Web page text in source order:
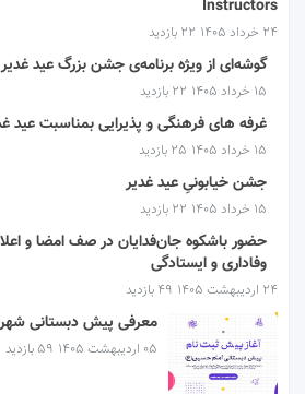
Instructors
۲۴ خرداد ۱۴۰۵ 22 بازدید
گوشه‌ای از ویژه برنامه‌ی جشن بزرگ عید غدیر
۱۵ خرداد ۱۴۰۵ 22 بازدید
غرفه های فرهنگی و پذیرایی بمناسبت عید
۱۵ خرداد ۱۴۰۵ 25 بازدید
جشن خیابونیِ عید غدیر
۱۵ خرداد ۱۴۰۵ 22 بازدید
حضور باشکوه جان‌فدایان در صف امضا و
وفاداری و ایستادگی
۲۴ اردیبهشت ۱۴۰۵ 49 بازدید
معرفی پیش دبستانی
۰۵ اردیبهشت ۱۴۰۵ 59 بازدید